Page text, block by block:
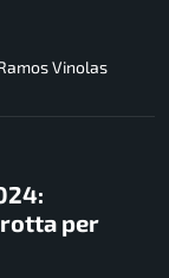
Vinolas
per